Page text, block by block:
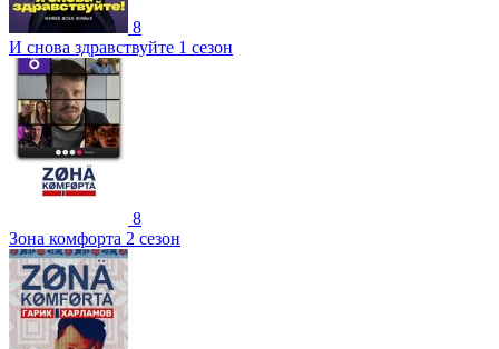
8
И снова здравствуйте 1 сезон
8
Зона комфорта 2 сезон